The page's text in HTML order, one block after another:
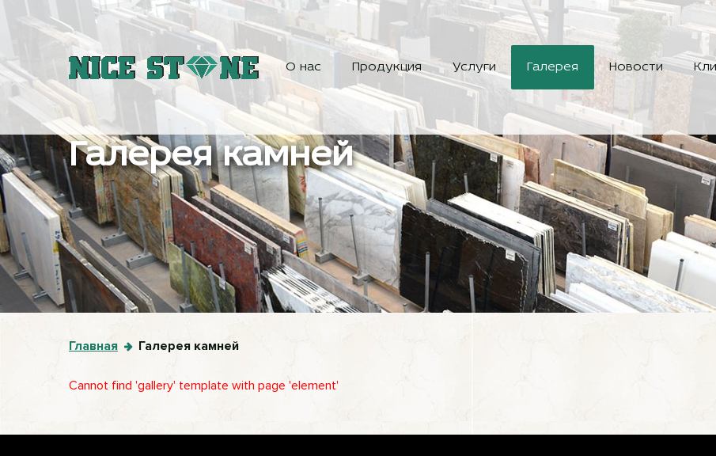
О нас Продукция Услуги Галерея Новости
Галерея камней
Главная Галерея камней
Cannot find 'gallery' template with page 'element'